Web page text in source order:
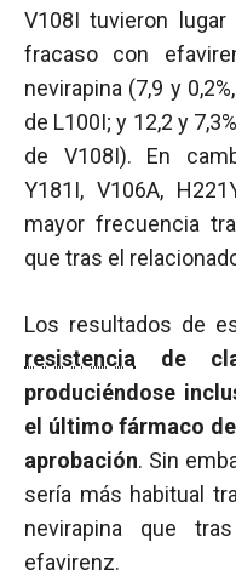
V108I tuvieron
fracaso con
nevirapina (7,9 y
de L100I; y 12,2 y
de V108I). En
Y181I, V106A,
mayor frecuencia
que tras el
Los resultados de
resistencia de
produciéndose
el último fármaco
aprobación. Sin
sería más habitual
nevirapina que
efavirenz.